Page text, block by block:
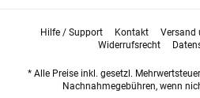
Hilfe / Support Kontakt
Versand
Widerrufsrecht
* Alle Preise inkl. gesetzl.
Nachnahmegebühren, wenn